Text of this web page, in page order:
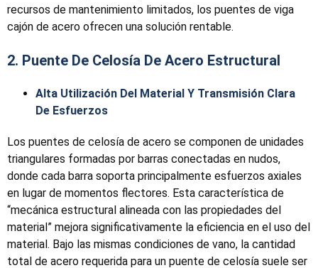
recursos de mantenimiento limitados, los puentes de viga
cajón de acero ofrecen una solución rentable.
2. Puente De Celosía De Acero Estructural
Alta Utilización Del Material Y Transmisión Clara
De Esfuerzos
Los puentes de celosía de acero se componen de unidades
triangulares formadas por barras conectadas en nudos,
donde cada barra soporta principalmente esfuerzos axiales
en lugar de momentos flectores. Esta característica de
“mecánica estructural alineada con las propiedades del
material” mejora significativamente la eficiencia en el uso del
material. Bajo las mismas condiciones de vano, la cantidad
total de acero requerida para un puente de celosía suele ser